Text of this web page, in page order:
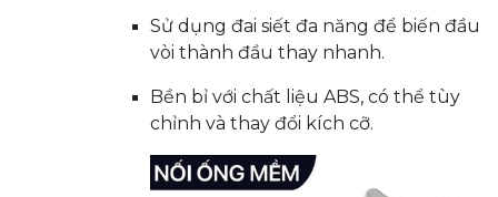
Sử dụng đai siết đa năng để biến đầu
vòi thành đầu thay nhanh.
Bền bỉ với chất liệu ABS, có thể tùy
chỉnh và thay đổi kích cỡ.